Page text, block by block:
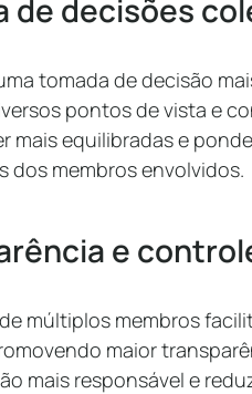
de decisões
tomada de decisão
pontos de vista e
mais equilibradas e
dos membros envolvidos.
e
múltiplos membros
maior
mais responsável e